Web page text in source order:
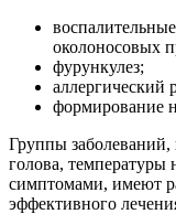
околоносовых
фурункулез;
аллергический
формирование
Группы
голова, температуры
симптомами, имеют
эффективного